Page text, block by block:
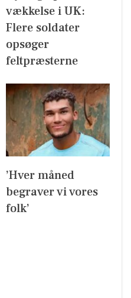
vækkelse i UK:
Flere soldater
opsøger
feltpræsterne
’Hver måned
begraver vi vores
folk’